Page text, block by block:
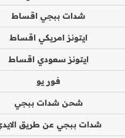
شدات ببجي اقساط
ايتونز امريكي اقساط
ايتونز سعودي اقساط
فور يو
شحن شدات ببجي
شدات ببجي عن طريق